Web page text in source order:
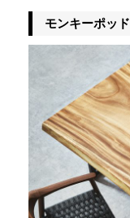
モンキーポッド